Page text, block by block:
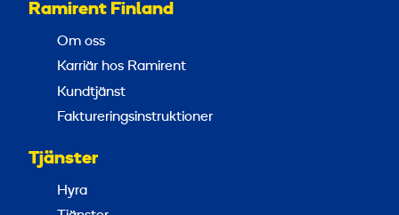
Ramirent Finland
Om oss
Karriär hos Ramirent
Kundtjänst
Faktureringsinstruktioner
Tjänster
Hyra